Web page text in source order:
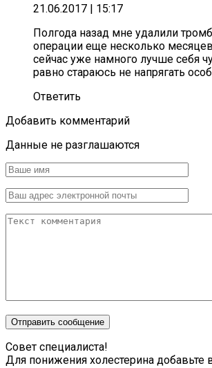
21.06.2017 | 15:17
Полгода назад мне удалили
операции еще несколько
сейчас уже намного лучше себя
равно стараюсь не напрягать
Ответить
Добавить комментарий
Данные не разглашаются
Совет специалиста!
Для понижения холестерина добавьте